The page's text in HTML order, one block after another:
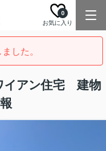
お気に入り
0
した。
イアン住宅 建物